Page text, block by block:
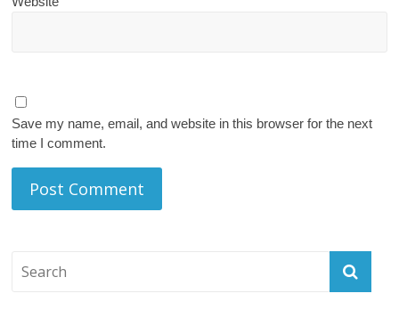
Save my name, email, and website in this browser for the next
time I comment.